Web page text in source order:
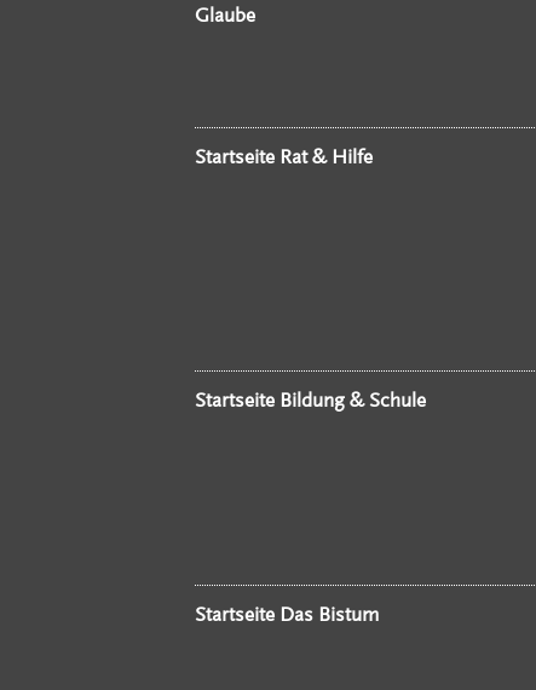
Glaube
Startseite Rat & Hilfe
Startseite Bildung & Schule
Startseite Das Bistum